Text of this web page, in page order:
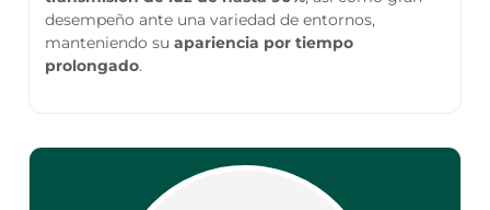
desempeño ante una variedad de entornos,
manteniendo su apariencia por tiempo
prolongado.